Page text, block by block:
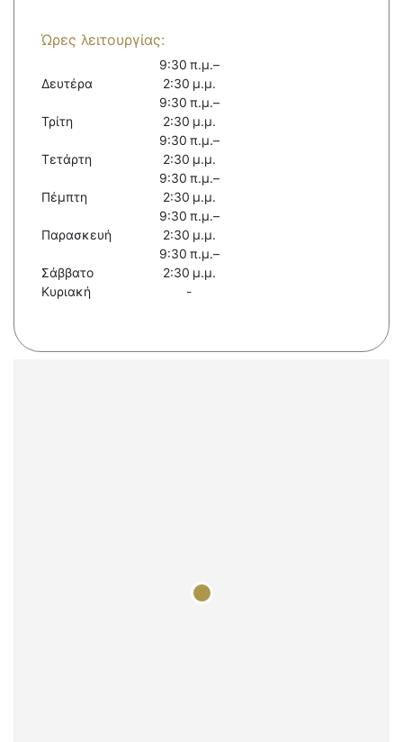
Ώρες λειτουργίας:
Δευτέρα
9:30 π.μ.–
2:30 μ.μ.
Τρίτη
9:30 π.μ.–
2:30 μ.μ.
Τετάρτη
9:30 π.μ.–
2:30 μ.μ.
Πέμπτη
9:30 π.μ.–
2:30 μ.μ.
Παρασκευή
9:30 π.μ.–
2:30 μ.μ.
Σάββατο
9:30 π.μ.–
2:30 μ.μ.
Κυριακή
-